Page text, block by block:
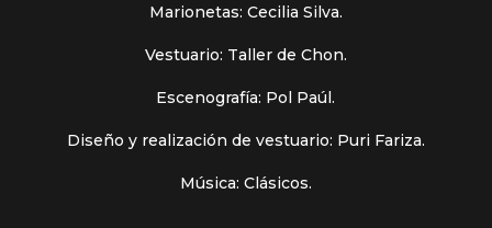
Marionetas: Cecilia Silva.
Vestuario: Taller de Chon.
Escenografía: Pol Paúl.
Diseño y realización de vestuario: Puri Fariza.
Música: Clásicos.